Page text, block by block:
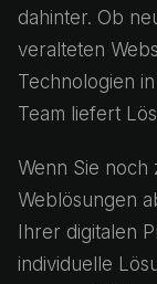
dahinter. Ob
veralteten
Technologien
Team liefert
Wenn Sie noch
Weblösungen
Ihrer digitalen
individuelle